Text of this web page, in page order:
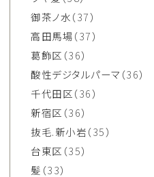
御茶ノ水（37）
高田馬場（37）
葛飾区 （36）
酸性デジタルパーマ （36）
千代田区（36）
新宿区 （36）
抜毛.新小岩（35）
台東区 （35）
髪 （33）